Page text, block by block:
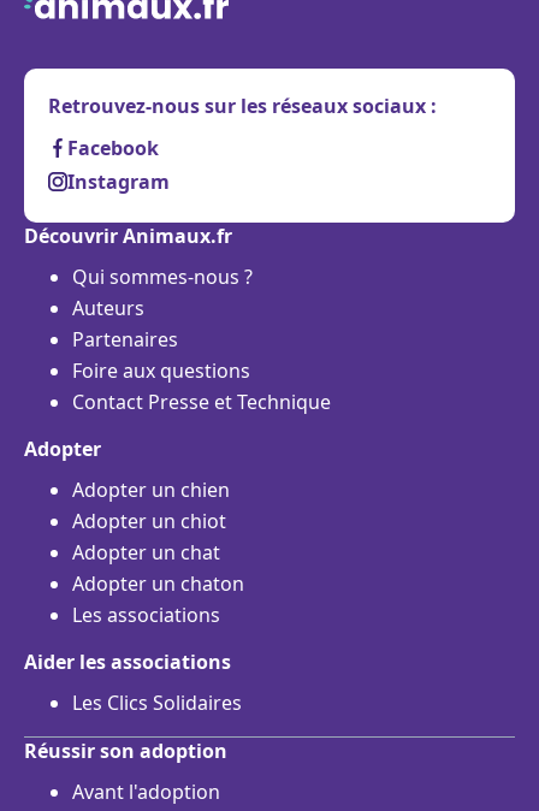
Retrouvez-nous sur les réseaux sociaux :
Facebook
Instagram
Découvrir Animaux.fr
Qui sommes-nous ?
Auteurs
Partenaires
Foire aux questions
Contact Presse et Technique
Adopter
Adopter un chien
Adopter un chiot
Adopter un chat
Adopter un chaton
Les associations
Aider les associations
Les Clics Solidaires
Réussir son adoption
Avant l'adoption